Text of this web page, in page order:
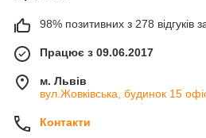
98% позитивних з 278 відгуків
Працює з 09.06.2017
м. Львів
вул.Жовківська, будинок 15
Контакти